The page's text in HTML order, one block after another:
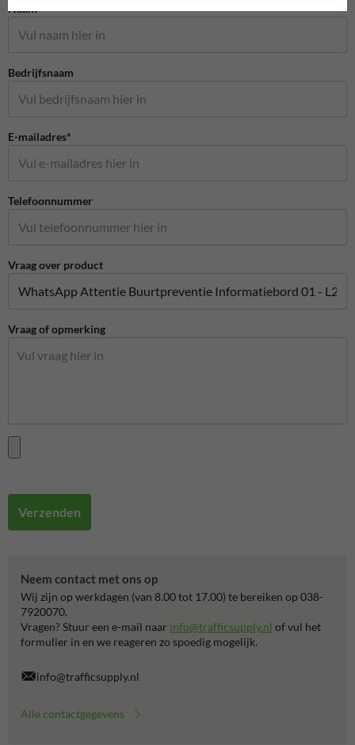
Naam*
Bedrijfsnaam
E-mailadres*
Telefoonnummer
Vraag over product
Vraag of opmerking
Verzenden
Neem contact met ons op
Wij zijn op werkdagen (van 8.00 tot 17.00) te bereiken op 038-
7920070.
Vragen? Stuur een e-mail naar info@trafficsupply.nl of vul het
formulier in en we reageren zo spoedig mogelijk.
info@trafficsupply.nl
Alle contactgegevens